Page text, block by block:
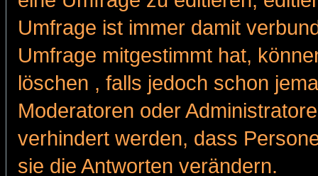
Umfrage ist immer damit
Umfrage mitgestimmt hat,
löschen , falls jedoch schon
Moderatoren oder
verhindert werden, dass
sie die Antworten verändern.